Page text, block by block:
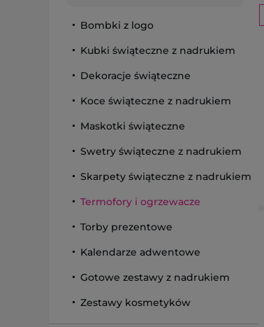
Bombki z logo
Kubki świąteczne z nadrukiem
Dekoracje świąteczne
Koce świąteczne z nadrukiem
Maskotki świąteczne
Swetry świąteczne z nadrukiem
Skarpety świąteczne z nadrukiem
Termofory i ogrzewacze
Torby prezentowe
Kalendarze adwentowe
Gotowe zestawy z nadrukiem
Zestawy kosmetyków